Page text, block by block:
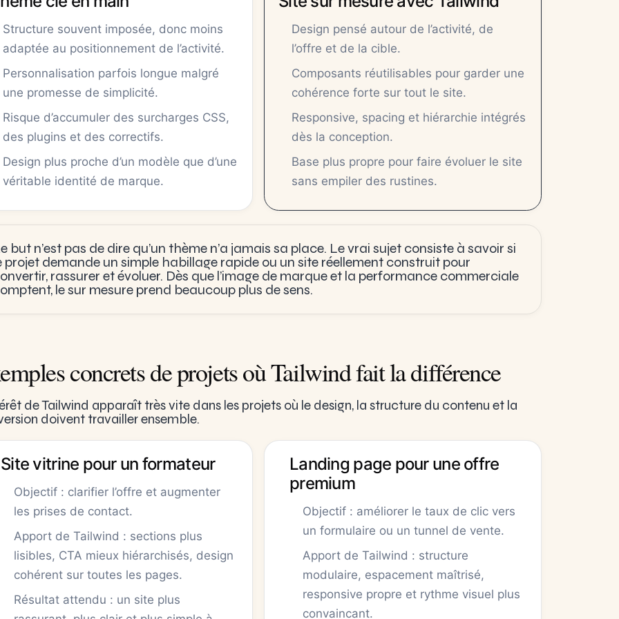
Structure souvent imposée, donc moins
adaptée au positionnement de l’activité.
Personnalisation parfois longue malgré
une promesse de simplicité.
Risque d’accumuler des surcharges CSS,
des plugins et des correctifs.
Design plus proche d’un modèle que d’une
véritable identité de marque.
Design pensé autour de l’activité, de
l’offre et de la cible.
Composants réutilisables pour garder une
cohérence forte sur tout le site.
Responsive, spacing et hiérarchie intégrés
dès la conception.
Base plus propre pour faire évoluer le site
sans empiler des rustines.
but n’est pas de dire qu’un thème n’a jamais sa place. Le vrai sujet consiste à savoir si
projet demande un simple habillage rapide ou un site réellement construit pour
rassurer et évoluer. Dès que l’image de marque et la performance commerciale
le sur mesure prend beaucoup plus de sens.
concrets de projets où Tailwind fait la différence
de Tailwind apparaît très vite dans les projets où le design, la structure du contenu et la
doivent travailler ensemble.
Site vitrine pour un formateur
Objectif : clarifier l’offre et augmenter
les prises de contact.
Apport de Tailwind : sections plus
lisibles, CTA mieux hiérarchisés, design
cohérent sur toutes les pages.
Résultat attendu : un site plus
Landing page pour une offre
premium
Objectif : améliorer le taux de clic vers
un formulaire ou un tunnel de vente.
Apport de Tailwind : structure
modulaire, espacement maîtrisé,
responsive propre et rythme visuel plus
convaincant.